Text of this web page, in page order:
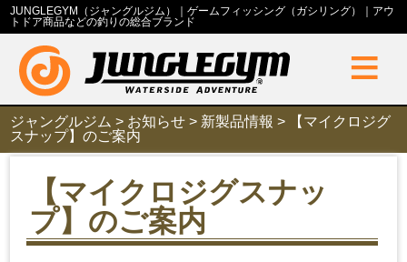
JUNGLEGYM（ジャングルジム）｜ゲームフィッシング（ガシリング）｜アウ
トドア商品などの釣りの総合ブランド
≡
ジャングルジム > お知らせ > 新製品情報 >
【マイクロジグ
スナップ】のご案内
【マイクロジグスナッ
プ】のご案内